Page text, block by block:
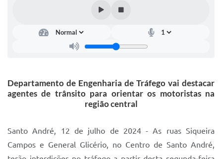
Legislação
Lei de acesso à informação
Mobilidade Urbana Sustentável
Passe Escolar
Parque Escola
Departamento de Engenharia de Tráfego vai destacar
agentes de trânsito para orientar os motoristas na
região central
Santo André, 12 de julho de 2024 - As ruas Siqueira
Campos e General Glicério, no Centro de Santo André,